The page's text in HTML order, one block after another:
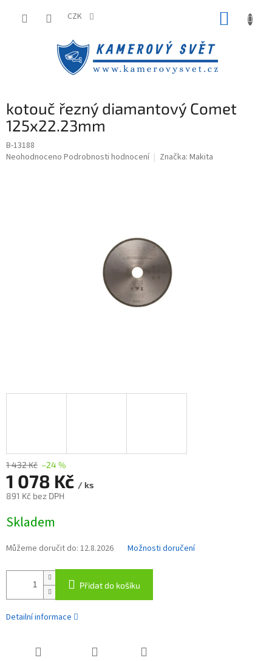
CZK
kotouč řezný diamantový Comet
125x22.23mm
B-13188
Průměrné
Neohodnoceno Podrobnosti hodnocení Značka: Makita
1 432 Kč –24 %
1 078 Kč / ks
891 Kč bez DPH
cena:
Skladem
Můžeme doručit do: 12.8.2026 Možnosti doručení
Přidat do košíku
Detailní informace